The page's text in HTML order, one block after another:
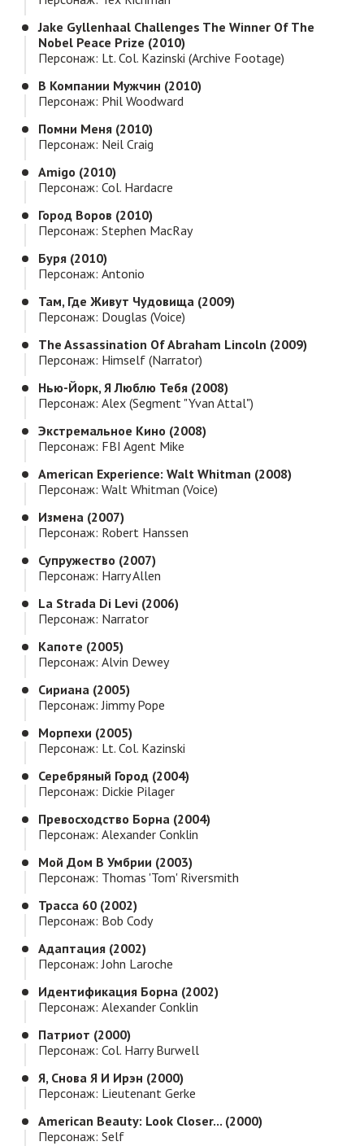
Jake Gyllenhaal Challenges The Winner Of The
Nobel Peace Prize (2010)
Персонаж: Lt. Col. Kazinski (archive Footage)
В Компании Мужчин (2010)
Персонаж: Phil Woodward
Помни Меня (2010)
Персонаж: Neil Craig
Amigo (2010)
Персонаж: Col. Hardacre
Город Воров (2010)
Персонаж: Stephen MacRay
Буря (2010)
Персонаж: Antonio
Там, Где Живут Чудовища (2009)
Персонаж: Douglas (voice)
The Assassination Of Abraham Lincoln (2009)
Персонаж: Himself (Narrator)
Нью-Йорк, Я Люблю Тебя (2008)
Персонаж: Alex (segment "Yvan Attal")
Экстремальное Кино (2008)
Персонаж: FBI Agent Mike
American Experience: Walt Whitman (2008)
Персонаж: Walt Whitman (voice)
Измена (2007)
Персонаж: Robert Hanssen
Супружество (2007)
Персонаж: Harry Allen
La Strada Di Levi (2006)
Персонаж: Narrator
Капоте (2005)
Персонаж: Alvin Dewey
Сириана (2005)
Персонаж: Jimmy Pope
Морпехи (2005)
Персонаж: Lt. Col. Kazinski
Серебряный Город (2004)
Персонаж: Dickie Pilager
Превосходство Борна (2004)
Персонаж: Alexander Conklin
Мой Дом В Умбрии (2003)
Персонаж: Thomas 'Tom' Riversmith
Трасса 60 (2002)
Персонаж: Bob Cody
Адаптация (2002)
Персонаж: John Laroche
Идентификация Борна (2002)
Персонаж: Alexander Conklin
Патриот (2000)
Персонаж: Col. Harry Burwell
Я, Снова Я И Ирэн (2000)
Персонаж: Lieutenant Gerke
American Beauty: Look Closer... (2000)
Персонаж: Self